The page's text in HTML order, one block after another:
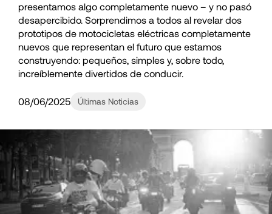
presentamos algo completamente nuevo – y no pasó
desapercibido. Sorprendimos a todos al revelar dos
prototipos de motocicletas eléctricas completamente
nuevos que representan el futuro que estamos
construyendo: pequeños, simples y, sobre todo,
increíblemente divertidos de conducir.
08/06/2025 Últimas Noticias